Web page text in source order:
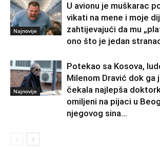
Najnovije
U avionu je muškarac
vikati na mene i moje
zahtijevajući da mu
ono što je jedan
Najnovije
Potekao sa Kosova,
Milenom Dravić dok ga
čekala najlepša
omiljeni na pijaci u
njegovog sina...